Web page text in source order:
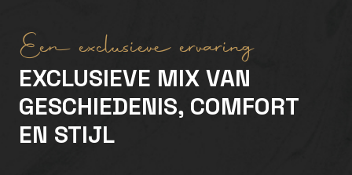
Een exclusieve ervaring
EXCLUSIEVE MIX VAN
GESCHIEDENIS, COMFORT
EN STIJL